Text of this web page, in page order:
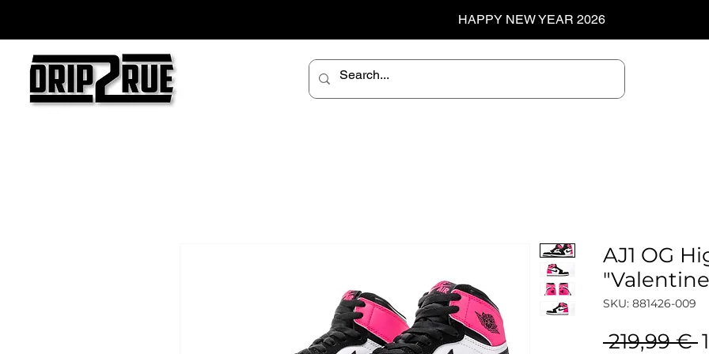
HAPPY NEW YEAR 2026
AJ1 OG
SKU: 881426-009
219,99 €